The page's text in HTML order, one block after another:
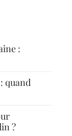
:
quand
?